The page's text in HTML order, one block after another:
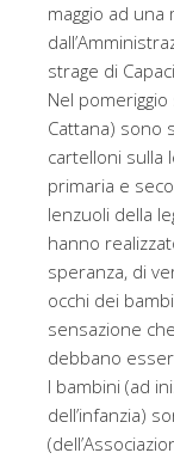
maggio ad
strage di
Nel pomeriggio
Cattana) sono
cartelloni sulla
primaria e
lenzuoli della
hanno
speranza, di
occhi dei
sensazione
debbano
I bambini (ad
dell’infanzia)